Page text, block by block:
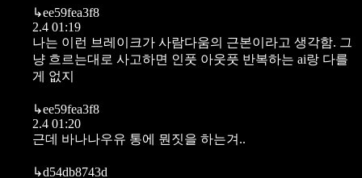
↳ee59fea3f8
2.4 01:19
나는 이런 브레이크가 사람다움의 근본이라고 생각함. 그
냥 흐르는대로 사고하면 인풋 아웃풋 반복하는 ai랑 다를
게 없지
↳ee59fea3f8
2.4 01:20
근데 바나나우유 통에 뭔짓을 하는겨..
↳d54db8743d